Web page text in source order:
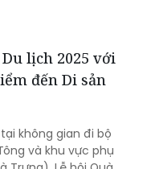
lịch 2025 với
tại không gian đi bộ
Trưng), Lễ hội Quà
2025 chính thức
đông đảo người dân